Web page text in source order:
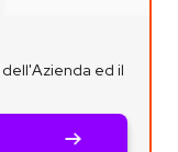
dell'Azienda ed il